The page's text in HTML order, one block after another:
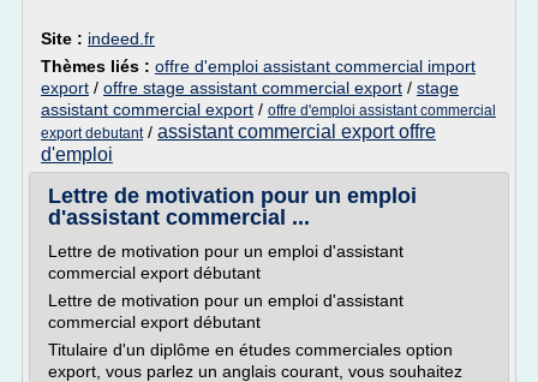
Site : indeed.fr
Thèmes liés : offre d'emploi assistant commercial import
export / offre stage assistant commercial export / stage
assistant commercial export / offre d'emploi assistant commercial
export debutant/ assistant commercial export offre
d'emploi
Lettre de motivation pour un emploi
d'assistant commercial ...
Lettre de motivation pour un emploi d'assistant
commercial export débutant
Lettre de motivation pour un emploi d'assistant
commercial export débutant
Titulaire d'un diplôme en études commerciales option
export, vous parlez un anglais courant, vous souhaitez